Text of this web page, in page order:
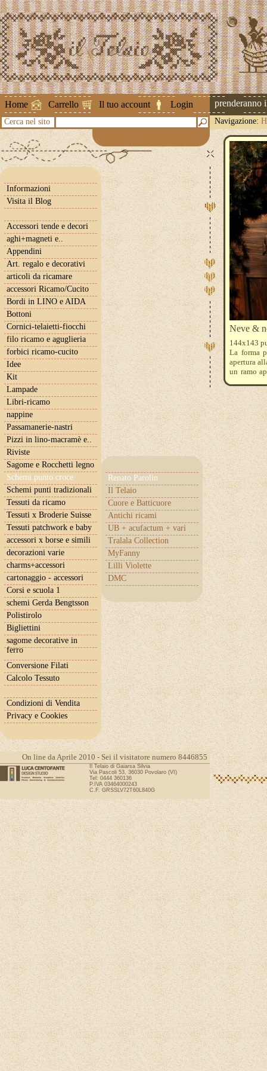
Home Carrello Il tuo account Login
Attenzione ! Le spedizioni riprenderanno il 2
Cerca nel sito Navigazione:
Informazioni
Visita il Blog
Accessori tende e decori
aghi+magneti e..
Appendini
Art. regalo e decorativi
articoli da ricamare
accessori Ricamo/Cucito
Bordi in LINO e AIDA
Bottoni
Cornici-telaietti-fiocchi
filo ricamo e aguglieria
forbici ricamo-cucito
Idee
Kit
Lampade
Libri-ricamo
nappine
Passamanerie-nastri
Pizzi in lino-macramè e..
Riviste
Sagome e Rocchetti legno
Schemi punto croce
Renato Parolin
Il Telaio
Cuore e Batticuore
Antichi ricami
UB + acufactum + vari
Tralala Collection
MyFanny
Lilli Violette
DMC
Schemi punti tradizionali
Tessuti da ricamo
Tessuti x Broderie Suisse
Tessuti patchwork e baby
accessori x borse e simili
decorazioni varie
charms+accessori
cartonaggio - accessori
Corsi e scuola 1
schemi Gerda Bengtsson
Polistirolo
Bigliettini
sagome decorative in
ferro
Conversione Filati
Calcolo Tessuto
Condizioni di Vendita
Privacy e Cookies
Neve &
144x143
La forma
apertura
un ramo
On line da Aprile 2010 - Sei il visitatore numero 8446855
Il Telaio di Gaiarsa Silvia
Via Pascoli 53, 36030 Povolaro (VI)
Tel: 0444 360136
P.IVA 03464000243
C.F. GRSSLV72T60L840G